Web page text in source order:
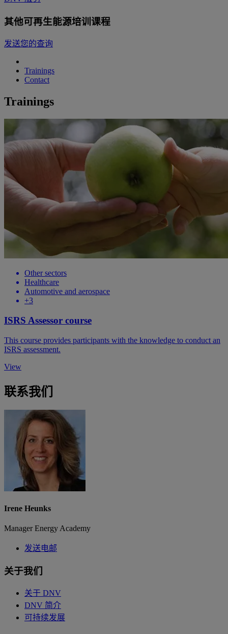
其他可再生能源培训课程
发送您的查询
Trainings
Contact
Trainings
Other sectors
Healthcare
Automotive and aerospace
+3
ISRS Assessor course
This course provides participants with the knowledge to conduct an
ISRS assessment.
View
联系我们
Irene Heunks
Manager Energy Academy
发送电邮
关于我们
关于 DNV
DNV 简介
可持续发展